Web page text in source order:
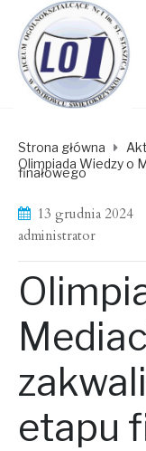
Strona główna
Olimpiada Wiedzy o
finałowego
13 grudnia 2024
administrator
etapu